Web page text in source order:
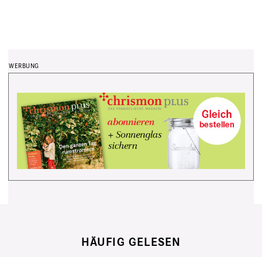
HÄUFIG GELESEN